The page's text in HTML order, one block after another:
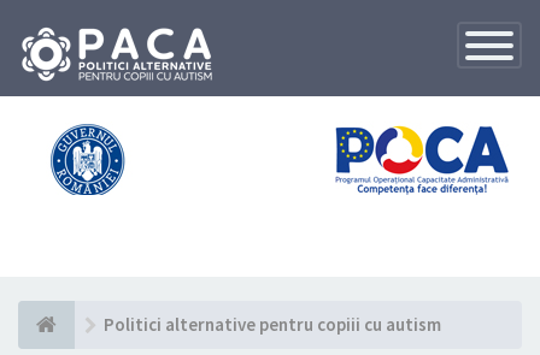
Toggle
Politici alternative pentru copiii cu autism